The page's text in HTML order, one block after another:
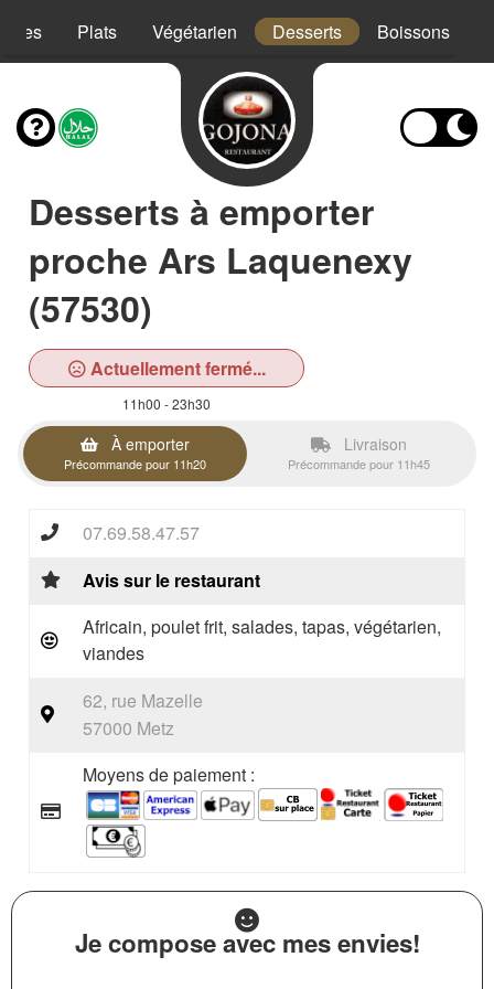
Plats Végétarien Desserts Boissons
Desserts à emporter
proche Ars Laquenexy
(57530)
Actuellement fermé...
11h00 - 23h30
À emporter
Précommande pour 11h20
Livraison
Précommande pour 11h45
07.69.58.47.57
Avis sur le restaurant
Africain, poulet frit, salades, tapas, végétarien,
viandes
62, rue Mazelle
57000 Metz
Moyens de paiement :
Je compose avec mes envies!